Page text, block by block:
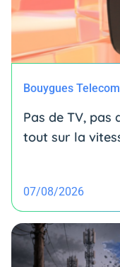
Bouygues Telecom
Pas de TV, pas
tout sur la
07/08/2026